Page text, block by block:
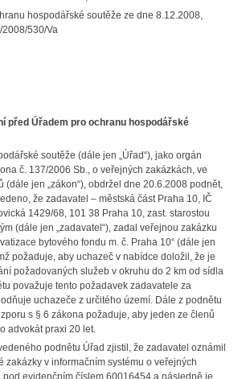
hospodářské soutěže ze dne 8.12.2008,
530/Va
před Úřadem pro ochranu hospodářské
soutěže (dále jen „Úřad“), jako orgán
č. 137/2006 Sb., o veřejných zakázkách, ve
jen „zákon“), obdržel dne 20.6.2008 podnět,
že zadavatel – městská část Praha 10, IČ
1429/68, 101 38 Praha 10, zast. starostou
(dále jen „zadavatel“), zadal veřejnou zakázku
bytového fondu m. č. Praha 10“ (dále jen
požaduje, aby uchazeč v nabídce doložil, že je
požadovaných služeb v okruhu do 2 km od sídla
považuje tento požadavek zadavatele za
uchazeče z určitého území. Dále z podnětu
s § 6 zákona požaduje, aby jeden ze členů
advokát praxi 20 let.
podnětu Úřad zjistil, že zadavatel oznámil
zakázky v informačním systému o veřejných
evidenčním číslem 60016454 a následně je